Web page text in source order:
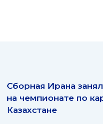
Сборная Ирана
на чемпионате по
Казахстане